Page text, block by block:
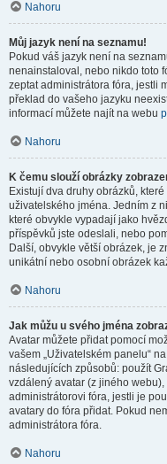
Nahoru
Můj jazyk není na seznamu!
Pokud váš jazyk není na
nenainstaloval, nebo nikdo toto
zeptat administrátora fóra, jestli
překlad do vašeho jazyku
informací můžete najít na webu
Nahoru
K čemu slouží obrázky
Existují dva druhy obrázků,
uživatelského jména. Jedním z
které obvykle vypadají jako
příspěvků jste odeslali, nebo
Další, obvykle větší obrázek, je
unikátní nebo osobní obrázek
Nahoru
Jak můžu u svého jména
Avatar můžete přidat pomocí
vašem „Uživatelském panelu“
následujících způsobů: použít
vzdálený avatar (z jiného
administrátorovi fóra, jestli je
avatary do fóra přidat. Pokud
administrátora fóra.
Nahoru